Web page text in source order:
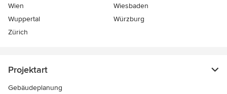
Wien
Wiesbaden
Wuppertal
Würzburg
Zürich
Projektart
Gebäudeplanung